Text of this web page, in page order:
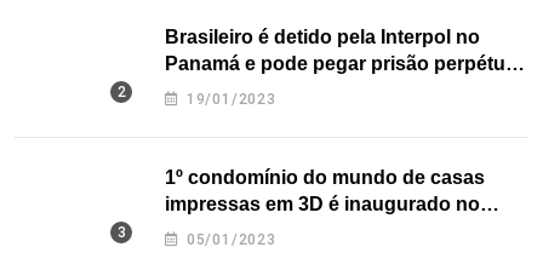
Brasileiro é detido pela Interpol no
Panamá e pode pegar prisão perpétua
nos EUA
19/01/2023
1º condomínio do mundo de casas
impressas em 3D é inaugurado no
Texas
05/01/2023